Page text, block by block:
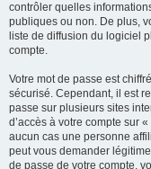
contrôler quelles
publiques ou non. De plus,
liste de diffusion du logiciel
compte.
Votre mot de passe est
sécurisé. Cependant, il est
passe sur plusieurs sites
d’accès à votre compte sur
aucun cas une personne
peut vous demander
de passe de votre compte,